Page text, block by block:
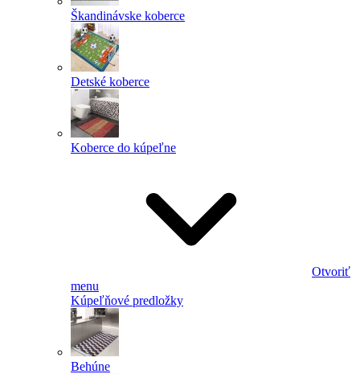
Škandinávske koberce
Detské koberce
Koberce do kúpeľne
Otvoriť
menu
Kúpeľňové predložky
Behúne